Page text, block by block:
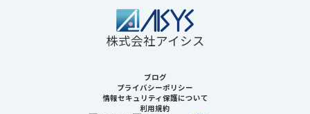
株式会社アイシス
ブログ
プライバシーポリシー
情報セキュリティ保護について
利用規約